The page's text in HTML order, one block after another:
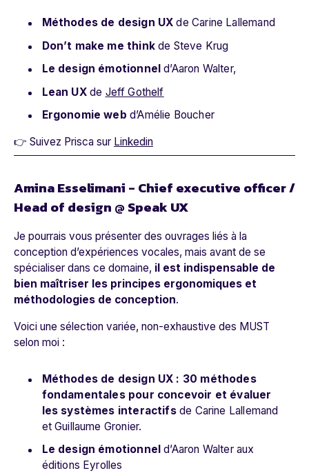
Méthodes de design UXde Carine Lallemand
Don’t make me thinkde Steve Krug
Le design émotionnel d’Aaron Walter,
Lean UXde Jeff Gothelf
Ergonomie web d’Amélie Boucher
👉 Suivez Prisca sur Linkedin
Amina Esselimani - Chief executive officer /
Head of design @ Speak UX
Je pourrais vous présenter des ouvrages liés à la
conception d’expériences vocales, mais avant de se
spécialiser dans ce domaine, il est indispensable de
bien maîtriser les principes ergonomiques et
méthodologies de conception.
Voici une sélection variée, non-exhaustive des MUST
selon moi :
Méthodes de design UX : 30 méthodes
fondamentales pour concevoir et évaluer
les systèmes interactifsde Carine Lallemand
et Guillaume Gronier.
Le design émotionnel d’Aaron Walter aux
éditions Eyrolles